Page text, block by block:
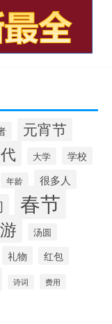
元宵节
大学 学校
年龄 很多人
春节
汤圆
礼物
红包
诗词 费用